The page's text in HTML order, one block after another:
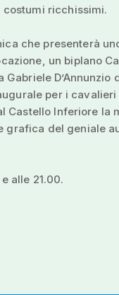
ricchissimi.
che presenterà
un biplano
D’Annunzio
per i
Castello Inferiore la
grafica del geniale
alle 21.00.